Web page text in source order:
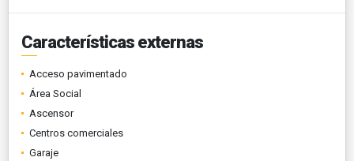
Características externas
Acceso pavimentado
Área Social
Ascensor
Centros comerciales
Garaje